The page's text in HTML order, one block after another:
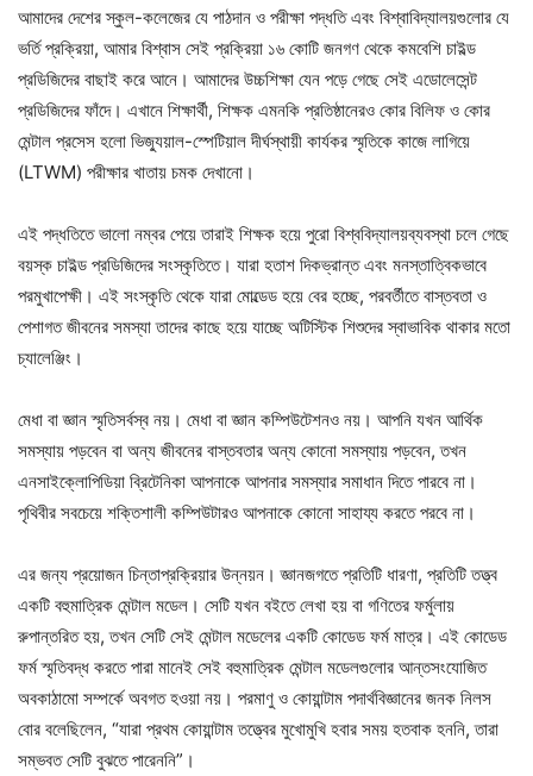
আমাদের দেশের স্কুল-কলেজের যে পাঠদান ও পরীক্ষা পদ্ধতি এবং বিশ্বাবিদ্যালয়গুলোর যে
ভর্তি প্রক্রিয়া, আমার বিশ্বাস সেই প্রক্রিয়া ১৬ কোটি জনগণ থেকে কমবেশি চাইল্ড
প্রডিজিদের বাছাই করে আনে। আমাদের উচ্চশিক্ষা যেন পড়ে গেছে সেই এডোলেসেন্ট
প্রডিজিদের ফাঁদে। এখানে শিক্ষার্থী, শিক্ষক এমনকি প্রতিষ্ঠানেরও কোর বিলিফ ও কোর
মেন্টাল প্রসেস হলো ভিজ্যুয়াল-স্পেটিয়াল দীর্ঘস্থায়ী কার্যকর স্মৃতিকে কাজে লাগিয়ে
(LTWM) পরীক্ষার খাতায় চমক দেখানো।
এই পদ্ধতিতে ভালো নম্বর পেয়ে তারাই শিক্ষক হয়ে পুরো বিশ্ববিদ্যালয়ব্যবস্থা চলে গেছে
বয়স্ক চাইল্ড প্রডিজিদের সংস্কৃতিতে। যারা হতাশ দিকভ্রান্ত এবং মনস্তাত্বিকভাবে
পরমুখাপেক্ষী। এই সংস্কৃতি থেকে যারা মোল্ডেড হয়ে বের হচ্ছে, পরবর্তীতে বাস্তবতা ও
পেশাগত জীবনের সমস্যা তাদের কাছে হয়ে যাচ্ছে অটিস্টিক শিশুদের স্বাভাবিক থাকার মতো
চ্যালেঞ্জিং।
মেধা বা জ্ঞান স্মৃতিসর্বস্ব নয়। মেধা বা জ্ঞান কম্পিউটেশনও নয়। আপনি যখন আর্থিক
সমস্যায় পড়বেন বা অন্য জীবনের বাস্তবতার অন্য কোনো সমস্যায় পড়বেন, তখন
এনসাইক্লোপিডিয়া ব্রিটেনিকা আপনাকে আপনার সমস্যার সমাধান দিতে পারবে না।
পৃথিবীর সবচেয়ে শক্তিশালী কম্পিউটারও আপনাকে কোনো সাহায্য করতে পরবে না।
এর জন্য প্রয়োজন চিন্তাপ্রক্রিয়ার উন্নয়ন। জ্ঞানজগতে প্রতিটি ধারণা, প্রতিটি তত্ত্ব
একটি বহুমাত্রিক মেন্টাল মডেল। সেটি যখন বইতে লেখা হয় বা গণিতের ফর্মুলায়
রুপান্তরিত হয়, তখন সেটি সেই মেন্টাল মডেলের একটি কোডেড ফর্ম মাত্র। এই কোডেড
ফর্ম স্মৃতিবদ্ধ করতে পারা মানেই সেই বহুমাত্রিক মেন্টাল মডেলগুলোর আন্তসংযোজিত
অবকাঠামো সম্পর্কে অবগত হওয়া নয়। পরমাণু ও কোয়ান্টাম পদার্থবিজ্ঞানের জনক নিলস
বোর বলেছিলেন, “যারা প্রথম কোয়ান্টাম তত্ত্বের মুখোমুখি হবার সময় হতবাক হননি, তারা
সম্ভবত সেটি বুঝতে পারেননি”।